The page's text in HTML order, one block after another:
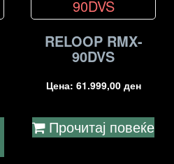
RELOOP RMX-
90DVS
Цена: 61.999,00 ден
Прочитај повеќе